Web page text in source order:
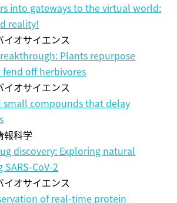
into gateways to the virtual world:
reality!
オサイエンス
Plants repurpose
off herbivores
オサイエンス
small compounds that delay
報科学
discovery: Exploring natural
CoV-2
オサイエンス
of real-time protein